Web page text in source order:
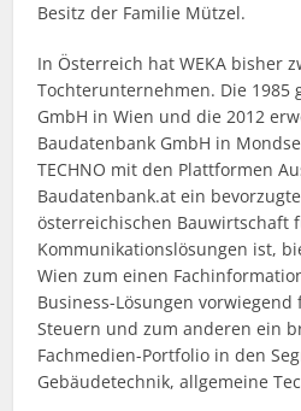
Besitz der Familie Mützel.
In Österreich hat WEKA bisher
Tochterunternehmen. Die 1985
GmbH in Wien und die 2012
Baudatenbank GmbH in
TECHNO mit den Plattformen
Baudatenbank.at ein
österreichischen Bauwirtschaft
Kommunikationslösungen ist,
Wien zum einen
Business-Lösungen
Steuern und zum anderen ein
Fachmedien-Portfolio in den
Gebäudetechnik, allgemeine